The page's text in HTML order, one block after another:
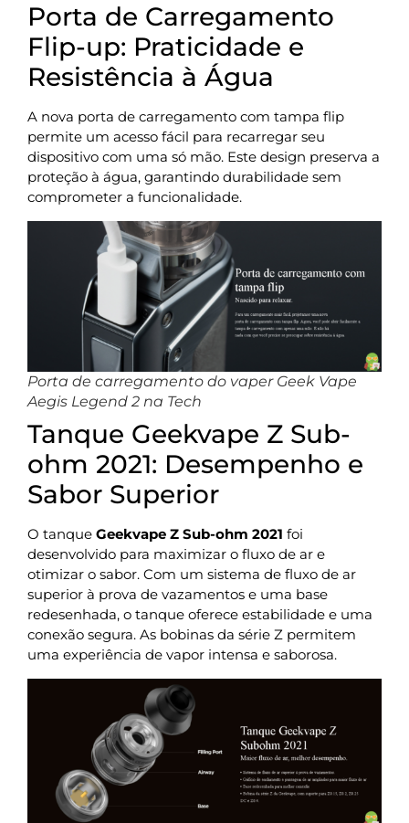
Porta de Carregamento
Flip-up: Praticidade e
Resistência à Água
A nova porta de carregamento com tampa flip
permite um acesso fácil para recarregar seu
dispositivo com uma só mão. Este design preserva a
proteção à água, garantindo durabilidade sem
comprometer a funcionalidade.
Porta de carregamento do vaper Geek Vape
Aegis Legend 2 na Tech
Tanque Geekvape Z Sub-
ohm 2021: Desempenho e
Sabor Superior
O tanque Geekvape Z Sub-ohm 2021 foi
desenvolvido para maximizar o fluxo de ar e
otimizar o sabor. Com um sistema de fluxo de ar
superior à prova de vazamentos e uma base
redesenhada, o tanque oferece estabilidade e uma
conexão segura. As bobinas da série Z permitem
uma experiência de vapor intensa e saborosa.